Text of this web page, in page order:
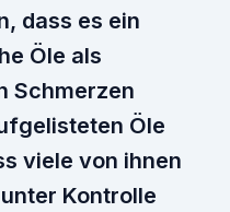
dass es ein
Öle als
Schmerzen
Öle
viele von ihnen
Kontrolle